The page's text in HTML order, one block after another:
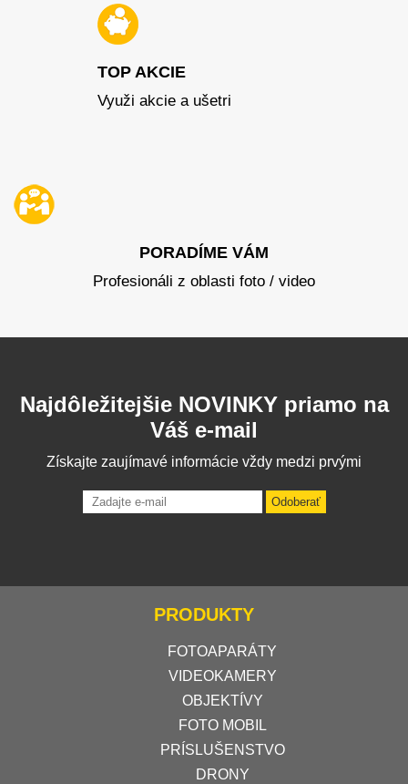
TOP AKCIE
Využi akcie a ušetri
PORADÍME VÁM
Profesionáli z oblasti foto / video
Najdôležitejšie NOVINKY priamo na
Váš e-mail
Získajte zaujímavé informácie vždy medzi prvými
Odoberať
PRODUKTY
FOTOAPARÁTY
VIDEOKAMERY
OBJEKTÍVY
FOTO MOBIL
PRÍSLUŠENSTVO
DRONY